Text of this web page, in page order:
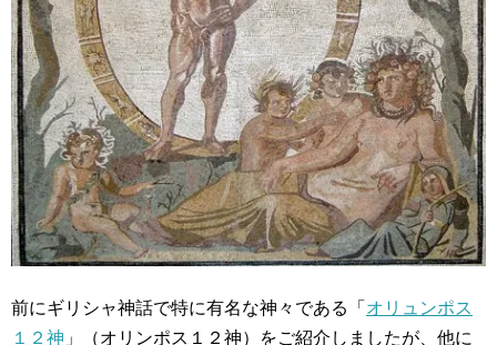
前にギリシャ神話で特に有名な神々である「 オリュンポス
１２神 」（オリンポス１２神）をご紹介しましたが、他に